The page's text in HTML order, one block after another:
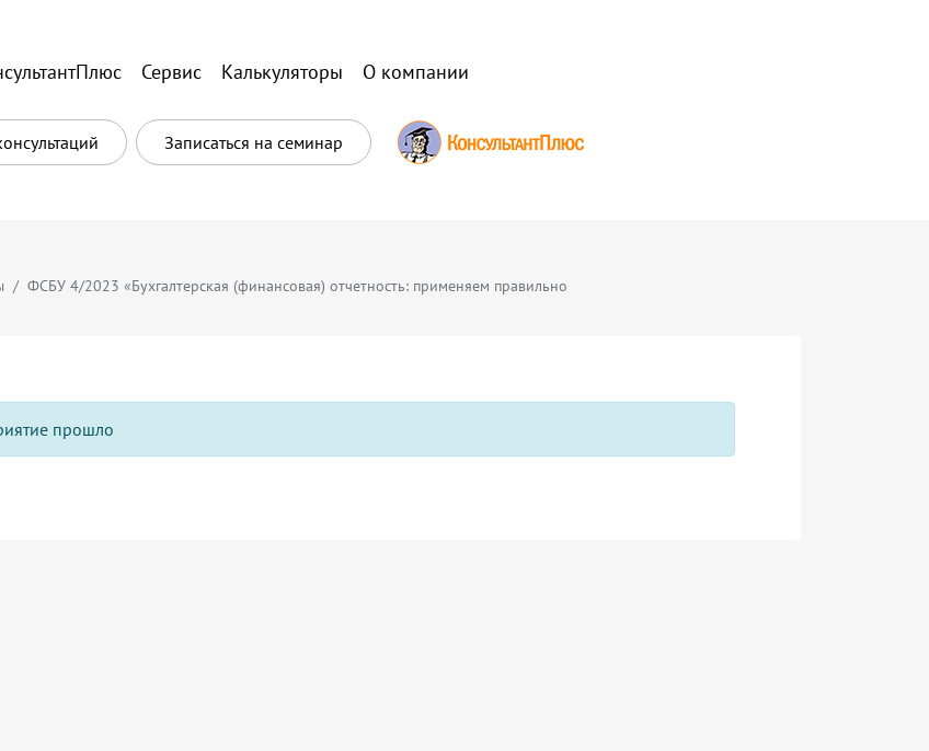
Сервис Калькуляторы О компании
Записаться на семинар
ФСБУ 4/2023 «Бухгалтерская (финансовая) отчетность: применяем правильно
прошло